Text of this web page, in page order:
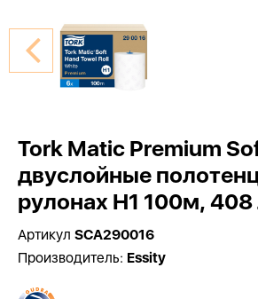
Tork Matic Premium
двуслойные
рулонах H1 100м, 408
Артикул SCA290016
Производитель: Essity